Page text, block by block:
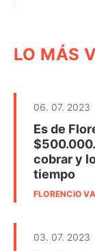
LO MÁS
06. 07. 2023
Es de
cobrar y
tiempo
FLORENCIO
03. 07. 2023